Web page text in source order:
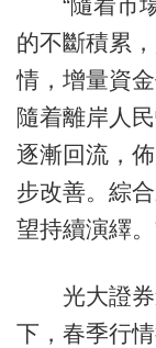
的不斷積累
情，增量資
隨着離岸人
逐漸回流，
步改善。綜
望持續演繹。
光大證券
下，春季行